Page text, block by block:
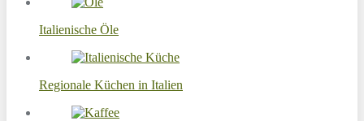
Italienische Öle
Regionale Küchen in Italien